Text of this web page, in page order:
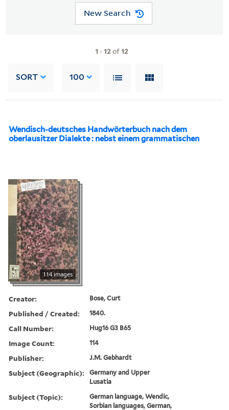
New Search
1 -12of12
SORT 100
Wendisch-deutsches Handwörterbuch nach dem
oberlausitzer Dialekte : nebst einem grammatischen
114 images
Creator: Bose, Curt
Published / Created: 1840.
Call Number: Hug16 G3 B65
Image Count: 114
Publisher: J.M. Gebhardt
Subject (Geographic):
Germany and Upper
Lusatia
Subject (Topic):
German language, Wendic,
Sorbian languages, German,